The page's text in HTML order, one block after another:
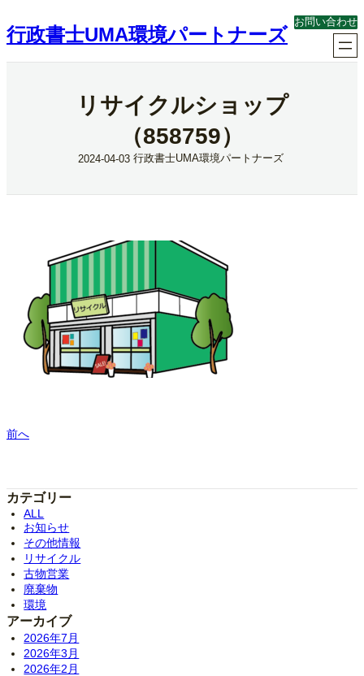
容
を
ス
行政書士UMA環境パートナーズ
お問い合わせ
リサイクルショップ
（858759）
2024-04-03 行政書士UMA環境パートナーズ
前へ
カテゴリー
ALL
お知らせ
その他情報
リサイクル
古物営業
廃棄物
環境
アーカイブ
2026年7月
2026年3月
2026年2月